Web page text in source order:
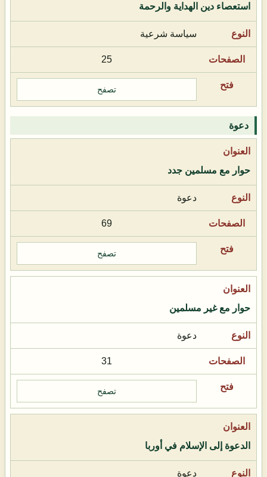
استعصاء دين الهداية والرحمة
سياسة شرعية
25
تصفح
دعوة
حوار مع مسلمين جدد
دعوة
69
تصفح
حوار مع غير مسلمين
دعوة
31
تصفح
الدعوة إلى الإسلام في أوربا
دعوة